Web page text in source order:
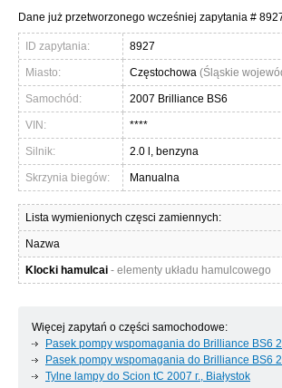
Dane już przetworzonego wcześniej zapytania #
ID zapytania: 8927
Miasto: Częstochowa (Śląskie
Samochód: 2007 Brilliance BS6
VIN: ****
Silnik: 2.0 l, benzyna
Skrzynia biegów: Manualna
Lista wymienionych częsci zamiennych:
Nazwa
Klocki hamulcai - elementy układu hamulcowego
Więcej zapytań o części samochodowe:
Pasek pompy wspomagania do Brilliance BS6
Pasek pompy wspomagania do Brilliance BS6
Tylne lampy do Scion tC 2007 г., Białystok